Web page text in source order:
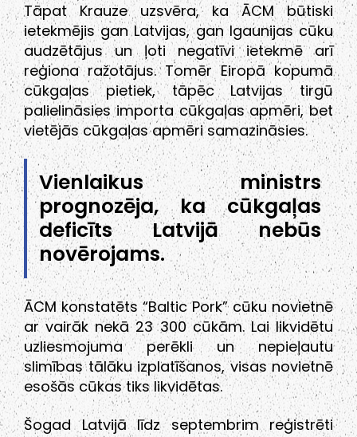
Tāpat Krauze uzsvēra, ka ĀCM būtiski
ietekmējis gan Latvijas, gan Igaunijas cūku
audzētājus un ļoti negatīvi ietekmē arī
reģiona ražotājus. Tomēr Eiropā kopumā
cūkgaļas pietiek, tāpēc Latvijas tirgū
palielināsies importa cūkgaļas apmēri, bet
vietējās cūkgaļas apmēri samazināsies.
Vienlaikus ministrs
prognozēja, ka cūkgaļas
deficīts Latvijā nebūs
novērojams.
ĀCM konstatēts “Baltic Pork” cūku novietnē
ar vairāk nekā 23 300 cūkām. Lai likvidētu
uzliesmojuma perēkli un nepieļautu
slimības tālāku izplatīšanos, visas novietnē
esošās cūkas tiks likvidētas.
Šogad Latvijā līdz septembrim reģistrēti